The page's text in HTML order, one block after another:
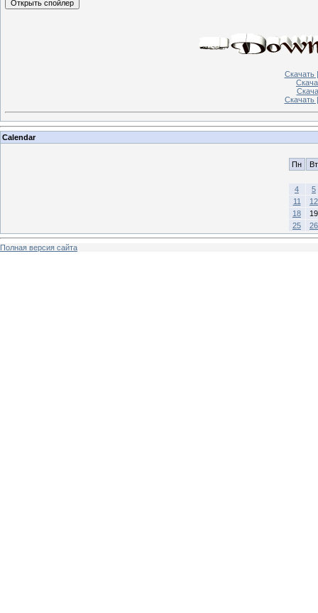
Скачать
Скачать
Calendar
Пн Вт
4
5
11
12
18
19
25
26
Полная версия сайта